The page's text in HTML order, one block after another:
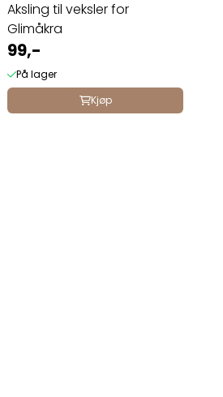
Aksling til veksler for
Glimåkra
99,-
På lager
Kjøp